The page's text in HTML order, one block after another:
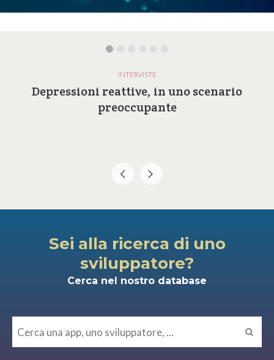
INTERVISTE
Depressioni reattive, in uno scenario
preoccupante
Sei alla ricerca di uno
sviluppatore?
Cerca nel nostro database